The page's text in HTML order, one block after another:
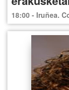
18:00 - Iruñea.